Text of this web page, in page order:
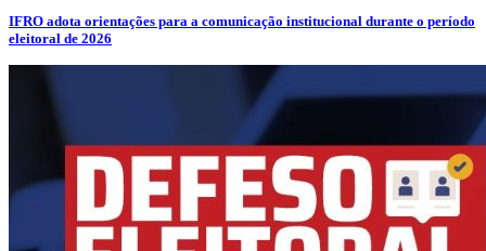
IFRO adota orientações para a comunicação institucional durante o período
eleitoral de 2026